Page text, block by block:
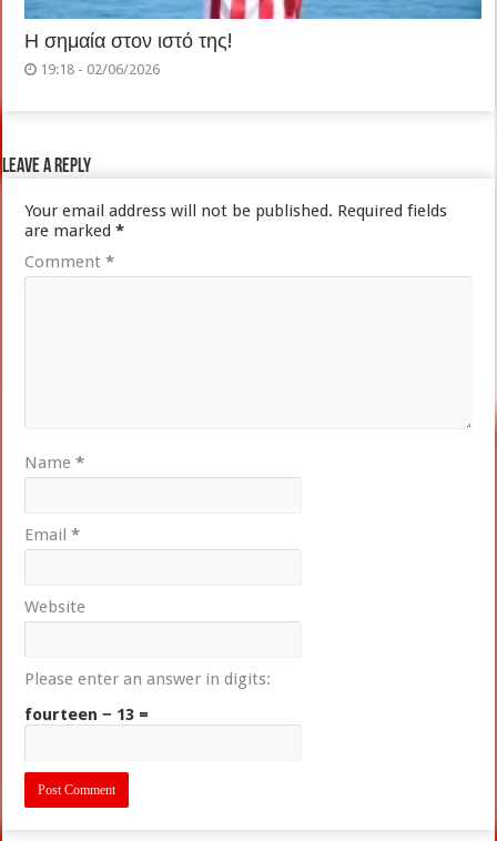
Η σημαία στον ιστό της!
19:18 - 02/06/2026
Leave a Reply
Your email address will not be published. Required fields
are marked*
Comment*
Name*
Email*
Website
Please enter an answer in digits:
fourteen − 13 =